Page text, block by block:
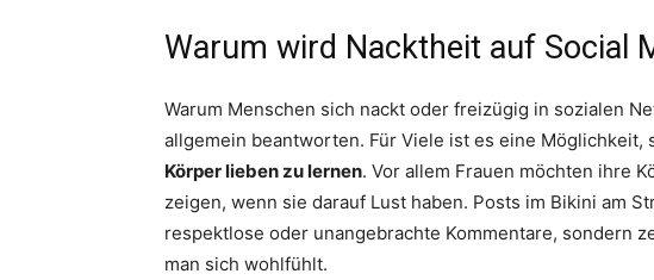
Warum wird Nacktheit auf Social
Warum Menschen sich nackt oder freizügig in sozialen
allgemein beantworten. Für Viele ist es eine Möglichkeit,
Körper lieben zu lernen. Vor allem Frauen möchten ihre
zeigen, wenn sie darauf Lust haben. Posts im Bikini am
respektlose oder unangebrachte Kommentare, sondern
man sich wohlfühlt.